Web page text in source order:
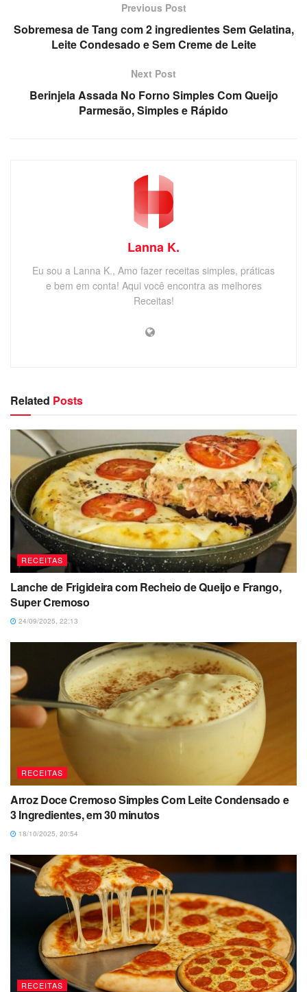
Previous Post
Sobremesa de Tang com 2 ingredientes Sem Gelatina,
Leite Condesado e Sem Creme de Leite
Next Post
Berinjela Assada No Forno Simples Com Queijo
Parmesão, Simples e Rápido
Lanna K.
Eu sou a Lanna K., Amo fazer receitas simples, práticas
e bem em conta! Aqui você encontra as melhores
Receitas!
Related Posts
RECEITAS
Lanche de Frigideira com Recheio de Queijo e Frango,
Super Cremoso
24/09/2025, 22:13
RECEITAS
Arroz Doce Cremoso Simples Com Leite Condensado e
3 Ingredientes, em 30 minutos
18/10/2025, 20:54
RECEITAS